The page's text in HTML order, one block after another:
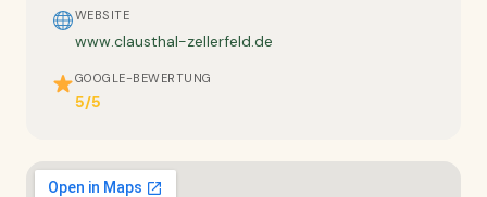
WEBSITE
www.clausthal-zellerfeld.de
GOOGLE-BEWERTUNG
5/5